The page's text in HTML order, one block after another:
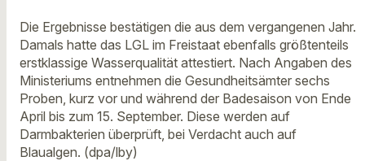
Die Ergebnisse bestätigen die aus dem vergangenen Jahr.
Damals hatte das LGL im Freistaat ebenfalls größtenteils
erstklassige Wasserqualität attestiert. Nach Angaben des
Ministeriums entnehmen die Gesundheitsämter sechs
Proben, kurz vor und während der Badesaison von Ende
April bis zum 15. September. Diese werden auf
Darmbakterien überprüft, bei Verdacht auch auf
Blaualgen. (dpa/lby)